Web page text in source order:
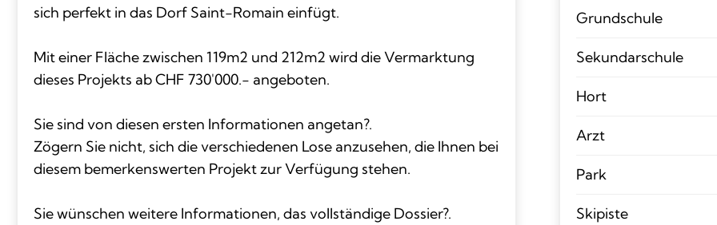
sich perfekt in das Dorf Saint-Romain einfügt.
Mit einer Fläche zwischen 119m2 und 212m2 wird die Vermarktung
dieses Projekts ab CHF 730'000.- angeboten.
Sie sind von diesen ersten Informationen angetan?.
Zögern Sie nicht, sich die verschiedenen Lose anzusehen, die Ihnen bei
diesem bemerkenswerten Projekt zur Verfügung stehen.
Sie wünschen weitere Informationen, das vollständige Dossier?.
Grundschule
Sekundarschule
Hort
Arzt
Park
Skipiste